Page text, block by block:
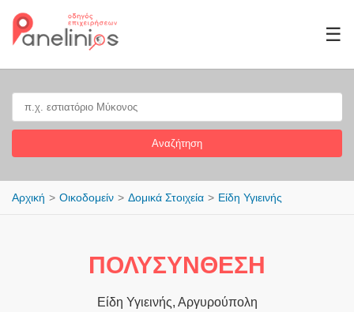
☰
Αναζήτηση
Αρχική Οικοδομείν Δομικά Στοιχεία Είδη Υγιεινής
ΠΟΛΥΣΥΝΘΕΣΗ
Είδη Υγιεινής, Αργυρούπολη